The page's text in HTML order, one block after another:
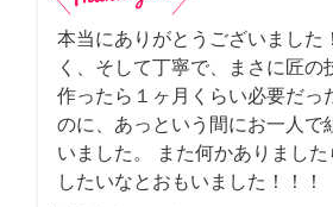
本当にありがとうございました
く、そして丁寧で、まさに匠の
作ったら１ヶ月くらい必要だっ
のに、あっという間にお一人で
いました。 また何かありまし
したいなとおもいました！！！